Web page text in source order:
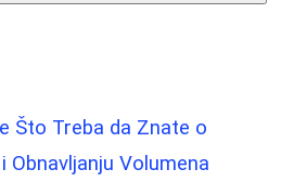
Što Treba da Znate o
Obnavljanju Volumena